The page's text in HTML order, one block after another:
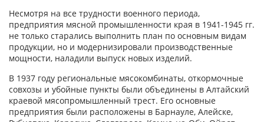
Несмотря на все трудности военного периода,
предприятия мясной промышленности края в 1941-1945 гг.
не только старались выполнить план по основным видам
продукции, но и модернизировали производственные
мощности, наладили выпуск новых изделий.
В 1937 году региональные мясокомбинаты, откормочные
совхозы и убойные пункты были объединены в Алтайский
краевой мясопромышленный трест. Его основные
предприятия были расположены в Барнауле, Алейске,